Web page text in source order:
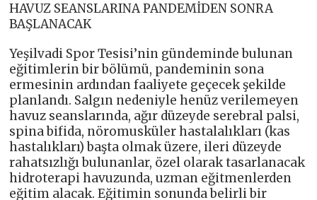
HAVUZ SEANSLARINA PANDEMİDEN SONRA
BAŞLANACAK
Yeşilvadi Spor Tesisi’nin gündeminde bulunan
eğitimlerin bir bölümü, pandeminin sona
ermesinin ardından faaliyete geçecek şekilde
planlandı. Salgın nedeniyle henüz verilemeyen
havuz seanslarında, ağır düzeyde serebral palsi,
spina bifida, nöromusküler hastalalıkları (kas
hastalıkları) başta olmak üzere, ileri düzeyde
rahatsızlığı bulunanlar, özel olarak tasarlanacak
hidroterapi havuzunda, uzman eğitmenlerden
eğitim alacak. Eğitimin sonunda belirli bir